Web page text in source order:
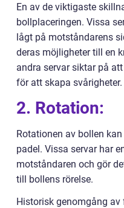
En av de viktigaste
bollplaceringen. Vissa
lågt på motståndarens
deras möjligheter till en
andra servar siktar på
för att skapa svårigheter.
2. Rotation:
Rotationen av bollen
padel. Vissa servar har
motståndaren och gör
till bollens rörelse.
Historisk genomgång